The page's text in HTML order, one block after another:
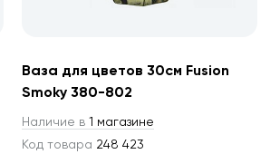
Ваза для цветов 30см Fusion
Smoky 380-802
Наличие в 1 магазине
Код товара 248 423